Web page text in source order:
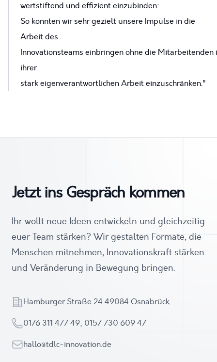
wertstiftend und effizient einzubinden:
So konnten wir sehr gezielt unsere Impulse in die
Arbeit des
Innovationsteams einbringen ohne die Mitarbeitenden
ihrer
stark eigenverantwortlichen Arbeit einzuschränken."
Jetzt ins Gespräch kommen
Ihr wollt neue Ideen entwickeln und gleichzeitig
euer Team stärken? Wir gestalten Formate, die
Menschen mitnehmen, Innovationskraft stärken
und Veränderung in Bewegung bringen.
Adresse
Hamburger Straße 24 49084 Osnabrück
Telefon0176 311 477 49; 0157 730 609 47
Emailhallo@tdlc-innovation.de